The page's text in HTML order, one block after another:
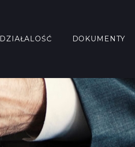
DZIAŁALOŚĆ DOKUMENTY